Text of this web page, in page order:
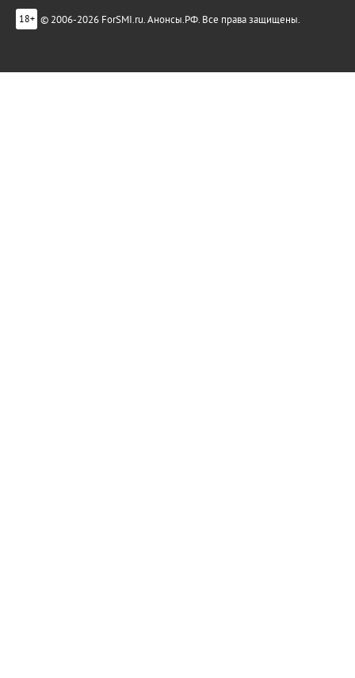
18+ © 2006-2026 ForSMI.ru. Анонсы.РФ. Все права защищены.